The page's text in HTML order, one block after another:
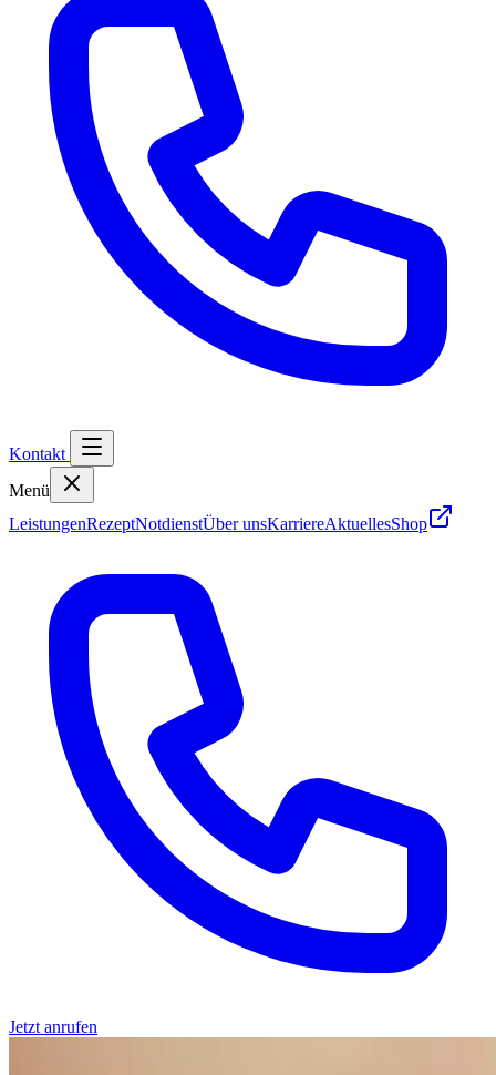
Kontakt
Menü
LeistungenRezeptNotdienstÜber unsKarriereAktuellesShop
Jetzt anrufen